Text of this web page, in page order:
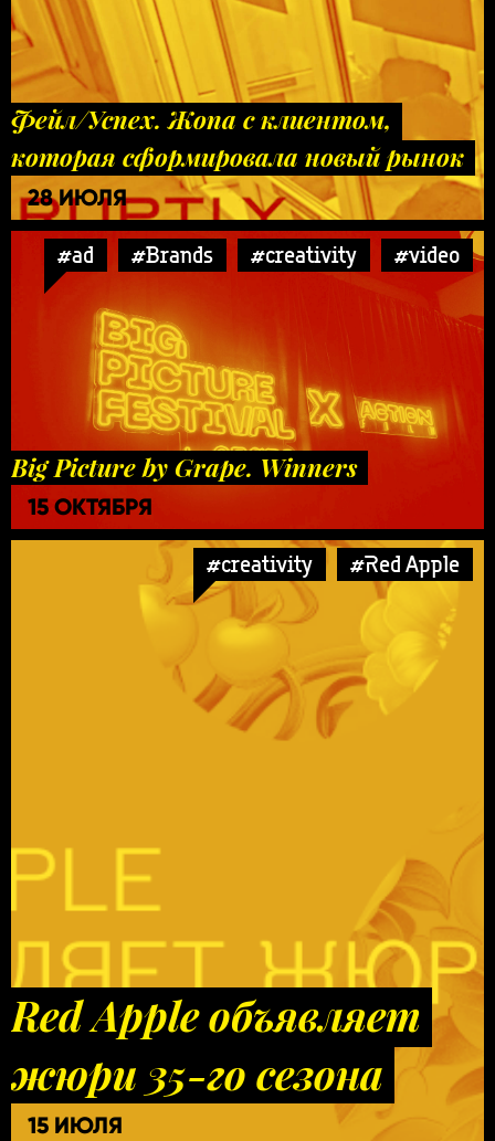
Фейл/Успех. Жопа с клиентом,
которая сформировала новый рынок
28 ИЮЛЯ
#ad #Brands #creativity #video
Big Picture by Grape. Winners
15 ОКТЯБРЯ
#creativity #Red Apple
Red Apple объявляет
жюри 35-го сезона
15 ИЮЛЯ